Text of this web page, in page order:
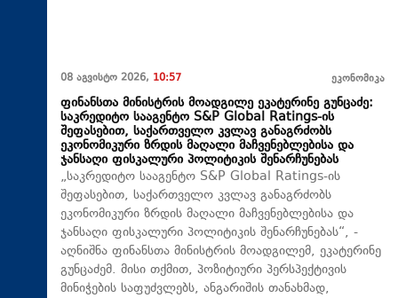
08 აგვისტო 2026, 10:57 ეკონომიკა
ფინანსთა მინისტრის მოადგილე ეკატერინე გუნცაძე:
საკრედიტო სააგენტო S&P Global Ratings-ის
შეფასებით, საქართველო კვლავ განაგრძობს
ეკონომიკური ზრდის მაღალი მაჩვენებლებისა და
ჯანსაღი ფისკალური პოლიტიკის შენარჩუნებას
„საკრედიტო სააგენტო S&P Global Ratings-ის
შეფასებით, საქართველო კვლავ განაგრძობს
ეკონომიკური ზრდის მაღალი მაჩვენებლებისა და
ჯანსაღი ფისკალური პოლიტიკის შენარჩუნებას“, -
აღნიშნა ფინანსთა მინისტრის მოადგილემ, ეკატერინე
გუნცაძემ. მისი თქმით, პოზიტიური პერსპექტივის
მინიჭების საფუძვლებს, ანგარიშის თანახმად,